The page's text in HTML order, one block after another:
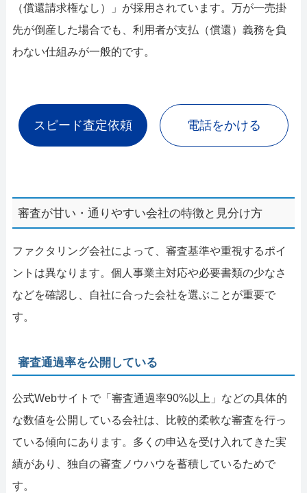
（償還請求権なし）」が採用されています。万が一売掛
先が倒産した場合でも、利用者が支払（償還）義務を負
わない仕組みが一般的です。
スピード査定依頼 電話をかける
審査が甘い・通りやすい会社の特徴と見分け方
ファクタリング会社によって、審査基準や重視するポイ
ントは異なります。個人事業主対応や必要書類の少なさ
などを確認し、自社に合った会社を選ぶことが重要で
す。
審査通過率を公開している
公式Webサイトで「審査通過率90%以上」などの具体的
な数値を公開している会社は、比較的柔軟な審査を行っ
ている傾向にあります。多くの申込を受け入れてきた実
績があり、独自の審査ノウハウを蓄積しているためで
す。